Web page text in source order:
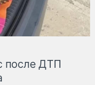
после ДТП